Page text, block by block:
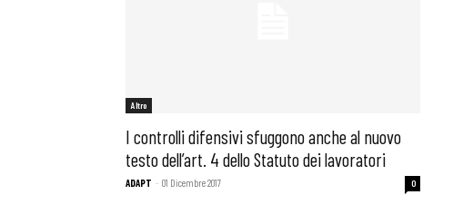
Altro
I controlli difensivi sfuggono anche al nuovo
testo dell’art. 4 dello Statuto dei lavoratori
ADAPT - 01 Dicembre 2017 0